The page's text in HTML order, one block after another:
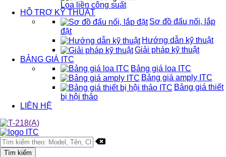
Loa liền công suất
HỖ TRỢ KỸ THUẬT
Sơ đồ đấu nối, lắp
đặt
Hướng dẫn kỹ thuật
Giải pháp kỹ thuật
BẢNG GIÁ ITC
Bảng giá loa ITC
Bảng giá amply ITC
Bảng giá thiết
bị hội thảo
LIÊN HỆ